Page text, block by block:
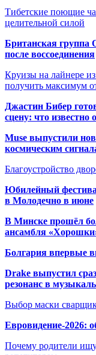
Тибетские поющие
целительной силой
Британская группа
после воссоединения
Круизы на лайнере
получить максимум
Джастин Бибер
сцену: что известно
Muse выпустили
космическим
Благоустройство
Юбилейный
в Молодечно в июне
В Минске прошёл
ансамбля
Болгария впервые
Drake выпустил
резонанс в
Выбор маски
Евровидение-2026:
Почему родители